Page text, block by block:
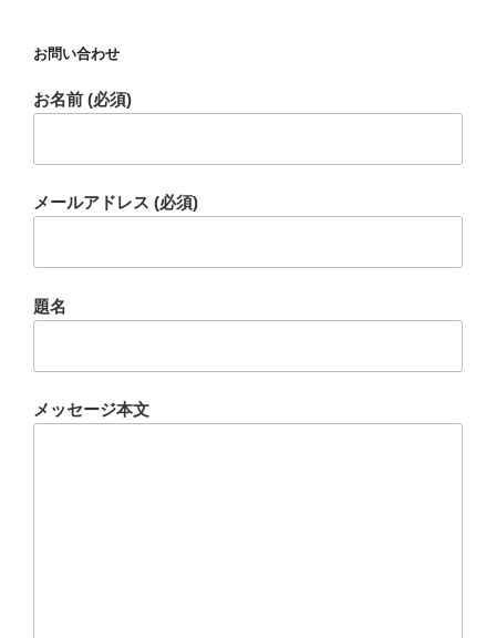
お問い合わせ
お名前 (必須)
メールアドレス (必須)
題名
メッセージ本文